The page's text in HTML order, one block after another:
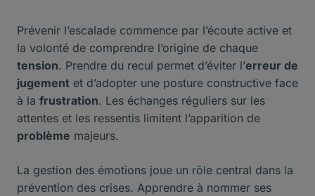
Prévenir l’escalade commence par l’écoute active et
la volonté de comprendre l’origine de chaque
tension. Prendre du recul permet d’éviter l’erreur de
jugement et d’adopter une posture constructive face
à la frustration. Les échanges réguliers sur les
attentes et les ressentis limitent l’apparition de
problème majeurs.
La gestion des émotions joue un rôle central dans la
prévention des crises. Apprendre à nommer ses